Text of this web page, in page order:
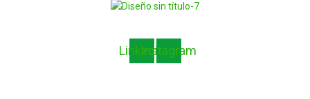
LinkedinInstagram